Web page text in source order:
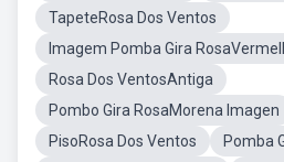
TapeteRosa Dos Ventos
Imagem Pomba Gira
Rosa Dos VentosAntiga
Pombo Gira RosaMorena Imagen
PisoRosa Dos Ventos
Pomba